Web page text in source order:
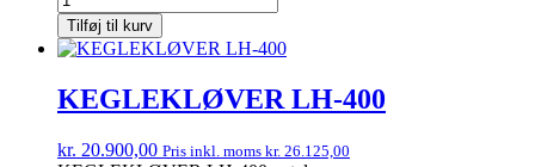
Tilføj til kurv
KEGLEKLØVER LH-400
kr. 20.900,00 Pris inkl. moms kr. 26.125,00